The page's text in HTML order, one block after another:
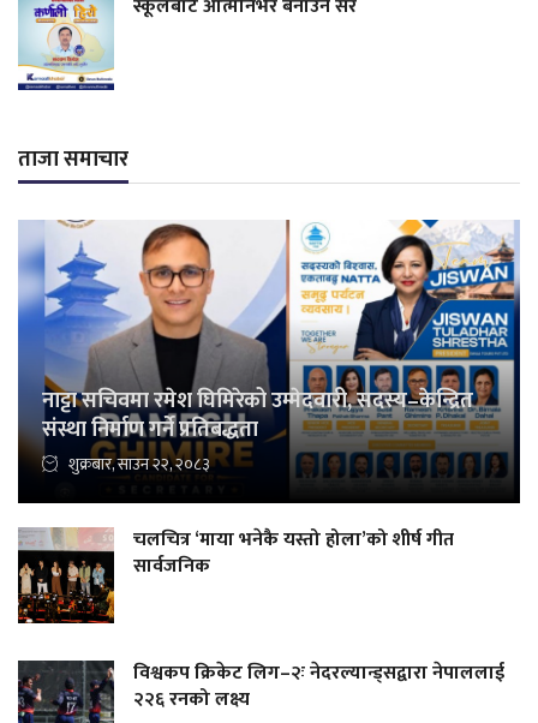
स्कूलबाटै आत्मनिर्भर बनाउने सर
ताजा समाचार
नाट्टा सचिवमा रमेश घिमिरेको उम्मेदवारी, सदस्य–केन्द्रित
संस्था निर्माण गर्ने प्रतिबद्धता
शुक्रबार, साउन २२, २०८३
चलचित्र ‘माया भनेकै यस्तो होला’को शीर्ष गीत
सार्वजनिक
विश्वकप क्रिकेट लिग–२ः नेदरल्यान्ड्सद्वारा नेपाललाई
२२६ रनको लक्ष्य